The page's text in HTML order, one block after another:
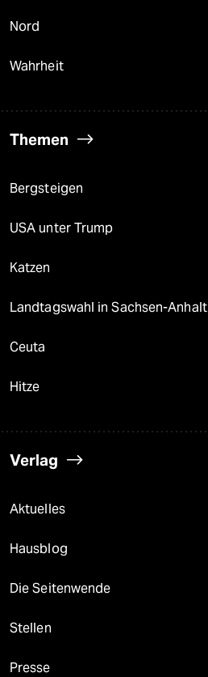
Nord
Wahrheit
Themen
Bergsteigen
USA unter Trump
Katzen
Landtagswahl in Sachsen-Anhalt
Ceuta
Hitze
Verlag
Aktuelles
Hausblog
Die Seitenwende
Stellen
Presse